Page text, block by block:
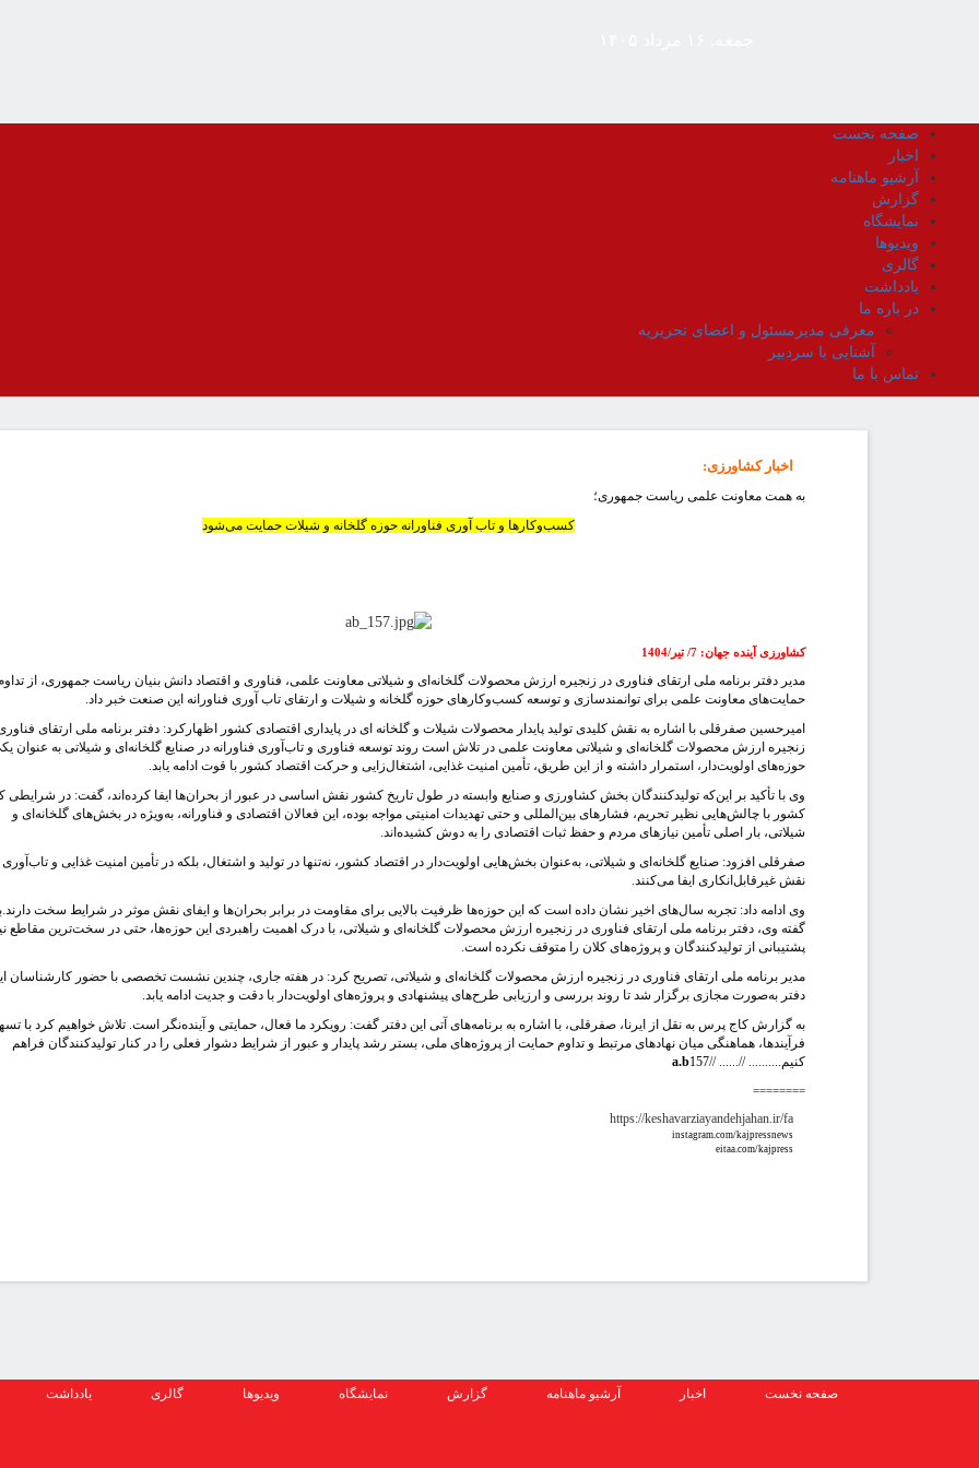
صفحه نخست
اخبار
آرشیو ماهنامه
گزارش
نمایشگاه
ویدیوها
گالری
یادداشت
در باره ما
معرفی مدیرمسئول و اعضای تحریریه
آشنایی با سردبیر
تماس با ما
اخبار کشاورزی:
به همت معاونت علمی ریاست جمهوری؛
کسب‌وکارها و تاب آوری فناورانه حوزه گلخانه و شیلات حمایت می‌شود
کشاورزی آینده جهان:
مدیر دفتر برنامه ملی ارتقای فناوری در زنجیره ارزش محصولات گلخانه‌ای و شیلاتی معاونت علمی، فناوری و اقتصاد دانش بنیان ریاست جمهوری، از
حمایت‌های معاونت علمی برای توانمندسازی و توسعه کسب‌وکارهای حوزه گلخانه و شیلات و ارتقای تاب آوری فناورانه این صنعت خبر داد.
امیرحسین صفرقلی با اشاره به نقش کلیدی تولید پایدار محصولات شیلات و گلخانه ای در پایداری اقتصادی کشور اظهارکرد: دفتر برنامه ملی ارتقای
زنجیره ارزش محصولات گلخانه‌ای و شیلاتی معاونت علمی در تلاش است روند توسعه فناوری و تاب‌آوری فناورانه در صنایع گلخانه‌ای و شیلاتی به عنوان
حوزه‌های اولویت‌دار، استمرار داشته و از این طریق، تأمین امنیت غذایی، اشتغال‌زایی و حرکت اقتصاد کشور با قوت ادامه یابد.
وی با تأکید بر این‌که تولیدکنندگان بخش کشاورزی و صنایع وابسته در طول تاریخ کشور نقش اساسی در عبور از بحران‌ها ایفا کرده‌اند، گفت: در شرایطی
کشور با چالش‌هایی نظیر تحریم، فشارهای بین‌المللی و حتی تهدیدات امنیتی مواجه بوده، این فعالان اقتصادی و فناورانه، به‌ویژه در بخش‌های گلخانه‌ای و
شیلاتی، بار اصلی تأمین نیازهای مردم و حفظ ثبات اقتصادی را به دوش کشیده‌اند.
صفرقلی افزود: صنایع گلخانه‌ای و شیلاتی، به‌عنوان بخش‌هایی اولویت‌دار در اقتصاد کشور، نه‌تنها در تولید و اشتغال، بلکه در تأمین امنیت غذایی و
نقش غیرقابل‌انکاری ایفا می‌کنند.
وی ادامه داد: تجربه سال‌های اخیر نشان داده است که این حوزه‌ها ظرفیت بالایی برای مقاومت در برابر بحران‌ها و ایفای نقش موثر در شرایط سخت
گفته وی، دفتر برنامه ملی ارتقای فناوری در زنجیره ارزش محصولات گلخانه‌ای و شیلاتی، با درک اهمیت راهبردی این حوزه‌ها، حتی در سخت‌ترین مقاطع
پشتیبانی از تولیدکنندگان و پروژه‌های کلان را متوقف نکرده است.
مدیر برنامه ملی ارتقای فناوری در زنجیره ارزش محصولات گلخانه‌ای و شیلاتی، تصریح کرد: در هفته جاری، چندین نشست تخصصی با حضور کارشناسان
دفتر به‌صورت مجازی برگزار شد تا روند بررسی و ارزیابی طرح‌های پیشنهادی و پروژه‌های اولویت‌دار با دقت و جدیت ادامه یابد.
به گزارش کاج پرس به نقل از ایرنا، صفرقلی، با اشاره به برنامه‌های آتی این دفتر گفت: رویکرد ما فعال، حمایتی و آینده‌نگر است. تلاش خواهیم کرد با
فرآیندها، هماهنگی میان نهادهای مرتبط و تداوم حمایت از پروژه‌های ملی، بستر رشد پایدار و عبور از شرایط دشوار فعلی را در کنار تولیدکنندگان فراهم
کنیم.......... //...... //157
a.b
========
https://keshavarziayandehjahan.ir/fa
instagram.com/kajpressnews
eitaa.com/kajpress
صفحه نخست اخبار آرشیو ماهنامه گزارش نمایشگاه ویدیوها گالری یادداشت